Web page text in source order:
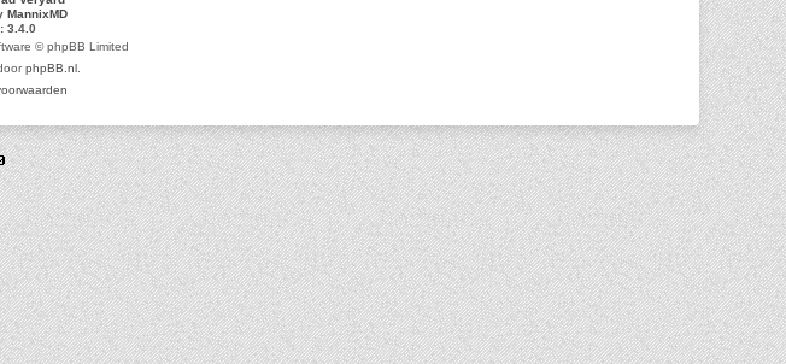
MannixMD
3.4.0
© phpBB Limited
phpBB.nl